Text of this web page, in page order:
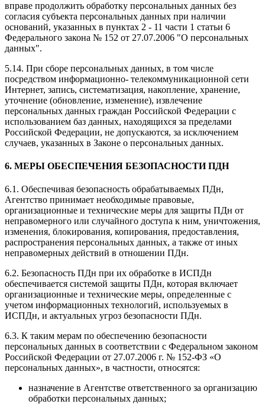
вправе продолжить обработку персональных данных без
согласия субъекта персональных данных при наличии
оснований, указанных в пунктах 2 - 11 части 1 статьи 6
Федерального закона № 152 от 27.07.2006 "О персональных
данных".
5.14. При сборе персональных данных, в том числе
посредством информационно- телекоммуникационной сети
Интернет, запись, систематизация, накопление, хранение,
уточнение (обновление, изменение), извлечение
персональных данных граждан Российской Федерации с
использованием баз данных, находящихся за пределами
Российской Федерации, не допускаются, за исключением
случаев, указанных в Законе о персональных данных.
6. МЕРЫ ОБЕСПЕЧЕНИЯ БЕЗОПАСНОСТИ ПДН
6.1. Обеспечивая безопасность обрабатываемых ПДн,
Агентство принимает необходимые правовые,
организационные и технические меры для защиты ПДн от
неправомерного или случайного доступа к ним, уничтожения,
изменения, блокирования, копирования, предоставления,
распространения персональных данных, а также от иных
неправомерных действий в отношении ПДн.
6.2. Безопасность ПДн при их обработке в ИСПДн
обеспечивается системой защиты ПДн, которая включает
организационные и технические меры, определенные с
учетом информационных технологий, используемых в
ИСПДн, и актуальных угроз безопасности ПДн.
6.3. К таким мерам по обеспечению безопасности
персональных данных в соответствии с Федеральном законом
Российской Федерации от 27.07.2006 г. № 152-ФЗ «О
персональных данных», в частности, относятся:
назначение в Агентстве ответственного за организацию
обработки персональных данных;